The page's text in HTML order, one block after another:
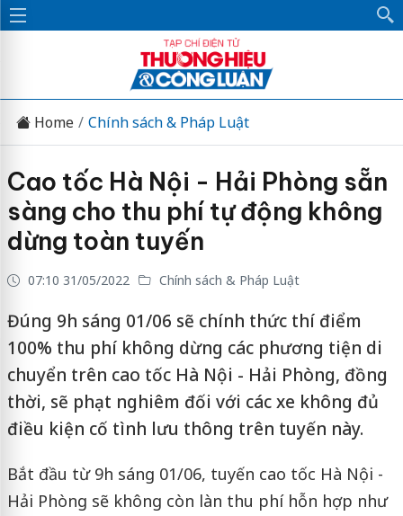
Home Chính sách & Pháp Luật
Cao tốc Hà Nội - Hải Phòng sẵn
sàng cho thu phí tự động không
dừng toàn tuyến
07:10 31/05/2022 Chính sách & Pháp Luật
Đúng 9h sáng 01/06 sẽ chính thức thí điểm
100% thu phí không dừng các phương tiện di
chuyển trên cao tốc Hà Nội - Hải Phòng, đồng
thời, sẽ phạt nghiêm đối với các xe không đủ
điều kiện cố tình lưu thông trên tuyến này.
Bắt đầu từ 9h sáng 01/06, tuyến cao tốc Hà Nội -
Hải Phòng sẽ không còn làn thu phí hỗn hợp như